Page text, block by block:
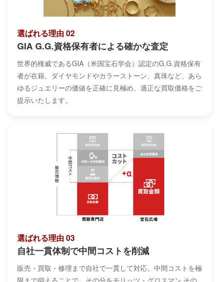
選ばれる理由 02
GIA G.G.資格保有者による確かな査定
世界的権威であるGIA（米国宝石学会）認定のG.G.資格保有
者が在籍。ダイヤモンドやカラーストーン、真珠など、あら
ゆるジュエリーの価値を正確に見極め、適正な買取価格をご
提示いたします。
選ばれる理由 03
自社一貫体制で中間コストを削減
販売・買取・修理まで自社で一貫して対応。中間コストを極